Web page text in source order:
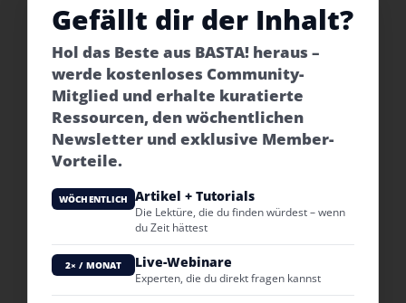
Gefällt dir der Inhalt?
Hol das Beste aus BASTA! heraus –
werde kostenloses Community-
Mitglied und erhalte kuratierte
Ressourcen, den wöchentlichen
Newsletter und exklusive Member-
Vorteile.
WÖCHENTLICH Artikel + Tutorials
Die Lektüre, die du finden würdest – wenn
du Zeit hättest
2× / MONAT Live-Webinare
Experten, die du direkt fragen kannst